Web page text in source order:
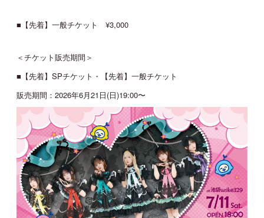
■【先着】一般チケット ¥3,000
＜チケット販売期間＞
■【先着】SPチケット・【先着】一般チケット
販売期間：2026年6月21日(日)19:00〜